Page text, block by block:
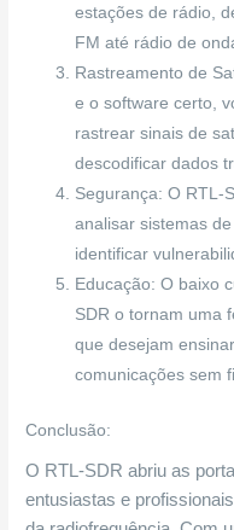
estações de rádio,
FM até rádio de
Rastreamento de
e o software certo,
rastrear sinais de
descodificar dados
Segurança: O RTL-
analisar sistemas
identificar
Educação: O baixo
SDR o tornam uma
que desejam
comunicações sem
Conclusão:
O RTL-SDR abriu as
entusiastas e